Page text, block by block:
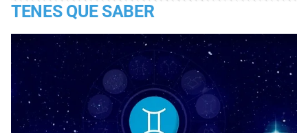
TENES QUE SABER